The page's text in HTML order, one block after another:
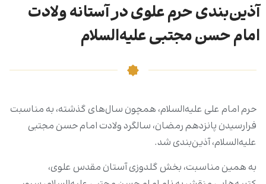
آذین‌بندی حرم علوی در آستانه ولادت
امام حسن مجتبی علیه‌السلام
حرم امام علی علیه‌السلام، همچون سال‌های گذشته، به مناسبت
فرارسیدن پانزدهم رمضان، سالگرد ولادت امام حسن مجتبی
علیه‌السلام، آذین‌بندی شد.
به همین مناسبت، بخش گلدوزی آستان مقدس علوی،